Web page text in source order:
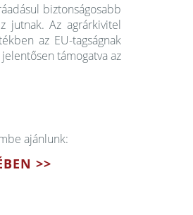
biztonságosabb
jutnak. Az agrárkivitel
az EU-tagságnak
támogatva az
ajánlunk:
>>